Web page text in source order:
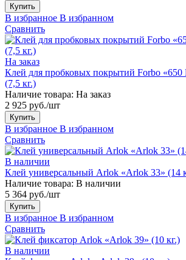
Купить
В избранное В избранном
Сравнить
На заказ
Клей для пробковых покрытий Forbo «650
(7,5 кг.)
Наличие товара: На заказ
2 925 руб./шт
Купить
В избранное В избранном
Сравнить
В наличии
Клей универсальный Arlok «Arlok 33» (14
Наличие товара: В наличии
5 364 руб./шт
Купить
В избранное В избранном
Сравнить
В наличии